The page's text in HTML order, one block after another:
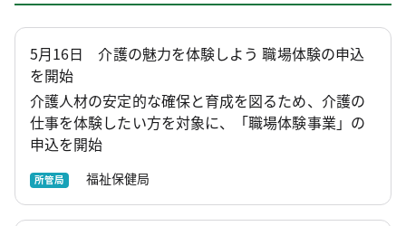
5月16日 介護の魅力を体験しよう 職場体験の申込
を開始
介護人材の安定的な確保と育成を図るため、介護の
仕事を体験したい方を対象に、「職場体験事業」の
申込を開始
所管局 福祉保健局